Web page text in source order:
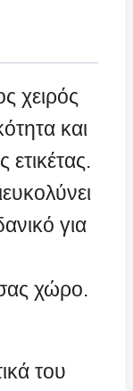
χειρός
και
ετικέτας.
για
χώρο.
του